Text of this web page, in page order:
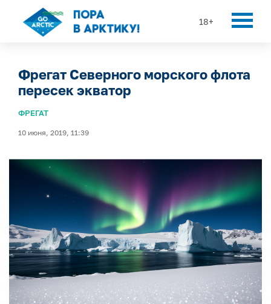
18+
Фрегат Северного морского флота
пересек экватор
ФРЕГАТ
10 июня, 2019, 11:39